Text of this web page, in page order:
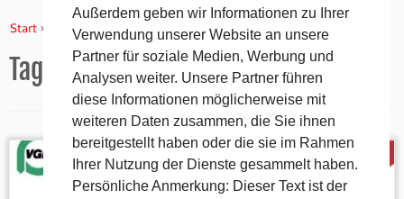
Inhalt
Start » Haunritz
Tag: Haunritz
Außerdem geben wir Informationen zu Ihrer
Verwendung unserer Website an unsere
Partner für soziale Medien, Werbung und
Analysen weiter. Unsere Partner führen
diese Informationen möglicherweise mit
weiteren Daten zusammen, die Sie ihnen
bereitgestellt haben oder die sie im Rahmen
Ihrer Nutzung der Dienste gesammelt haben.
Persönliche Anmerkung: Dieser Text ist der